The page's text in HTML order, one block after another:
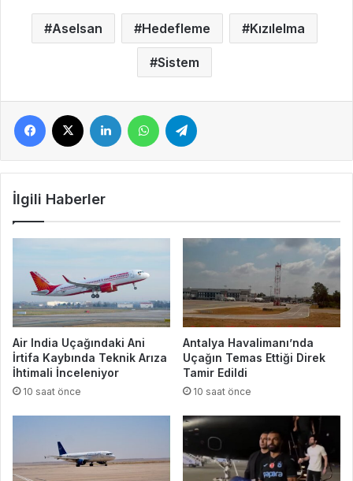
Aselsan Hedefleme Kızılelma
Sistem
Facebook LinkedIn WhatsApp
İlgili Haberler
Air India Uçağındaki Ani
İrtifa Kaybında Teknik Arıza
İhtimali İnceleniyor
10 saat önce
Antalya Havalimanı’nda
Uçağın Temas Ettiği Direk
Tamir Edildi
10 saat önce